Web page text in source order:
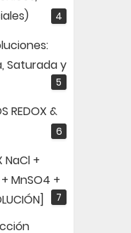
Saturada y
REDOX &
NaCl +
MnSO4 +